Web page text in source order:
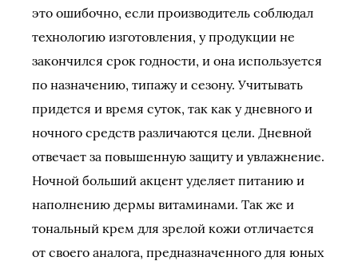
это ошибочно, если производитель соблюдал
технологию изготовления, у продукции не
закончился срок годности, и она используется
по назначению, типажу и сезону. Учитывать
придется и время суток, так как у дневного и
ночного средств различаются цели. Дневной
отвечает за повышенную защиту и увлажнение.
Ночной больший акцент уделяет питанию и
наполнению дермы витаминами. Так же и
тональный крем для зрелой кожи отличается
от своего аналога, предназначенного для юных